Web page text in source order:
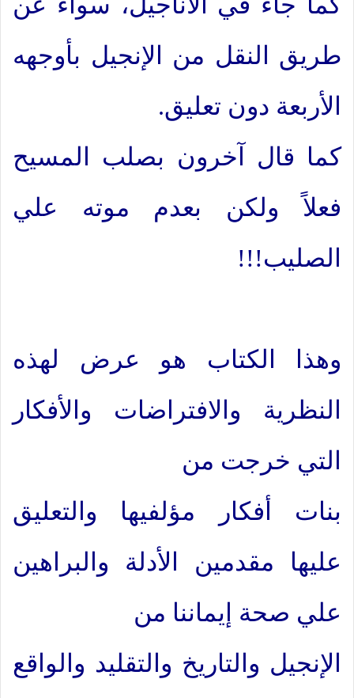
طريق النقل من الإنجيل بأوجهه
الأربعة دون تعليق.
كما قال آخرون بصلب المسيح
فعلاً ولكن بعدم موته علي
الصليب!!!
وهذا الكتاب هو عرض لهذه
النظرية والافتراضات والأفكار
التي خرجت من
بنات أفكار مؤلفيها والتعليق
عليها مقدمين الأدلة والبراهين
علي صحة إيماننا من
الإنجيل والتاريخ والتقليد والواقع